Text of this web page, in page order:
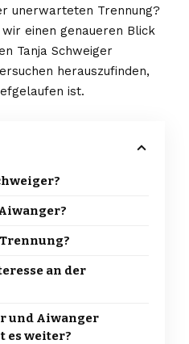
unerwarteten Trennung?
einen genaueren Blick
Tanja Schweiger
herauszufinden,
ist.
an der
und Aiwanger
es weiter?